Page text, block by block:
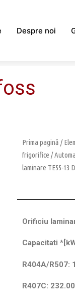
Despre noi
Prima pagină /
frigorifice /
laminare TE55-13
Orificiu
Capacitati
R404A/
R407C: 232.00